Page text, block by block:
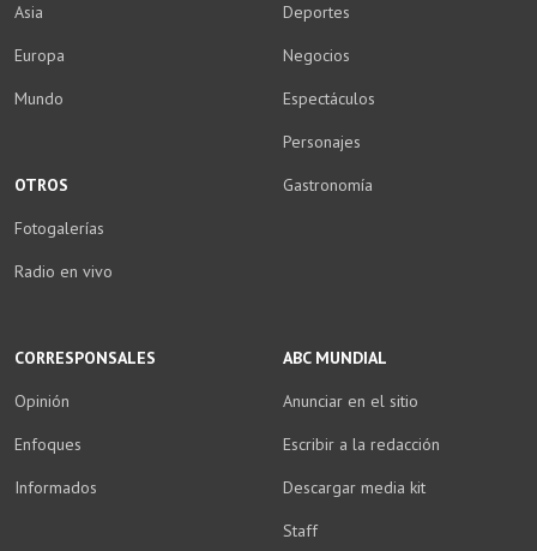
Asia
Europa
Mundo
Deportes
Negocios
Espectáculos
Personajes
Gastronomía
CORRESPONSALES
Opinión
Enfoques
Informados
OTROS
Fotogalerías
Radio en vivo
ABC MUNDIAL
Anunciar en el sitio
Escribir a la redacción
Descargar media kit
Staff